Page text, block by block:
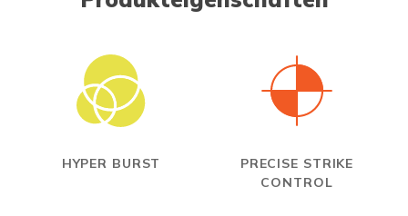
HYPER BURST
PRECISE STRIKE
CONTROL